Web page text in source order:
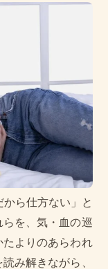
ら仕方ない」と
を、気・血の巡
よりのあらわれ
み解きながら、